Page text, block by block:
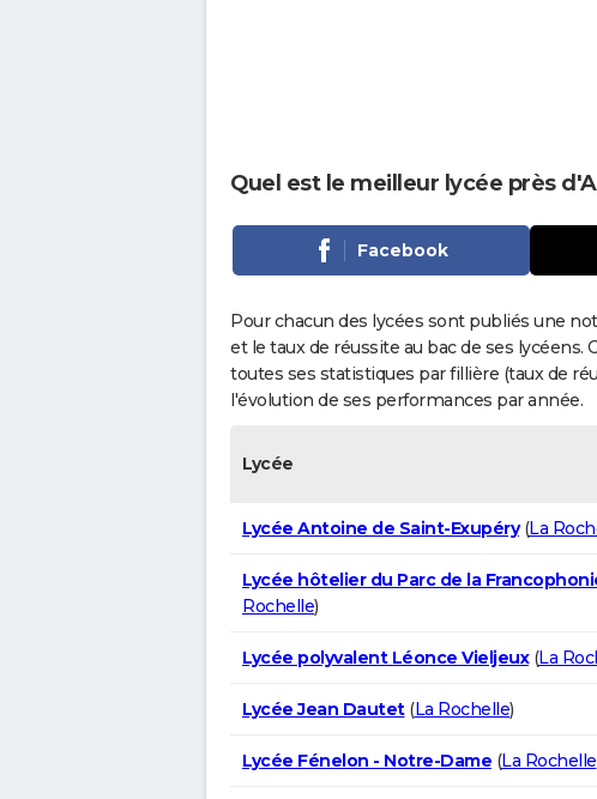
Quel est le meilleur lycée près
Facebook
Pour chacun des lycées sont publiés une
et le taux de réussite au bac de ses
toutes ses statistiques par fillière (taux de
l'évolution de ses performances par année.
Lycée
Lycée Antoine de Saint-Exupéry(La
Lycée hôtelier du Parc de la
Rochelle)
Lycée polyvalent Léonce Vieljeux(La
Lycée Jean Dautet(La Rochelle)
Lycée Fénelon - Notre-Dame (La Rochelle